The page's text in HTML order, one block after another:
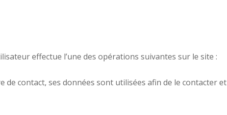
effectue l’une des opérations suivantes sur le site :
contact, ses données sont utilisées afin de le contacter et